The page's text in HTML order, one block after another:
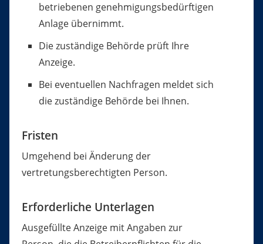
betriebenen genehmigungsbedürftigen
Anlage übernimmt.
Die zuständige Behörde prüft Ihre
Anzeige.
Bei eventuellen Nachfragen meldet sich
die zuständige Behörde bei Ihnen.
Fristen
Umgehend bei Änderung der
vertretungsberechtigten Person.
Erforderliche Unterlagen
Ausgefüllte Anzeige mit Angaben zur